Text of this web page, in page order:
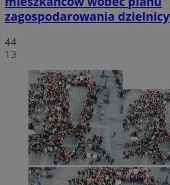
zagospodarowania dzielnicy
44
13